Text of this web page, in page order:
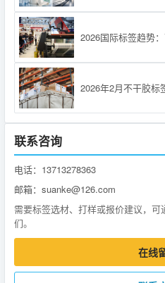
2026国际标签趋势
2026年2月不干胶标
联系咨询
电话：13713278363
邮箱：suanke@126.com
需要标签选材、打样或报价建议，
们。
在线